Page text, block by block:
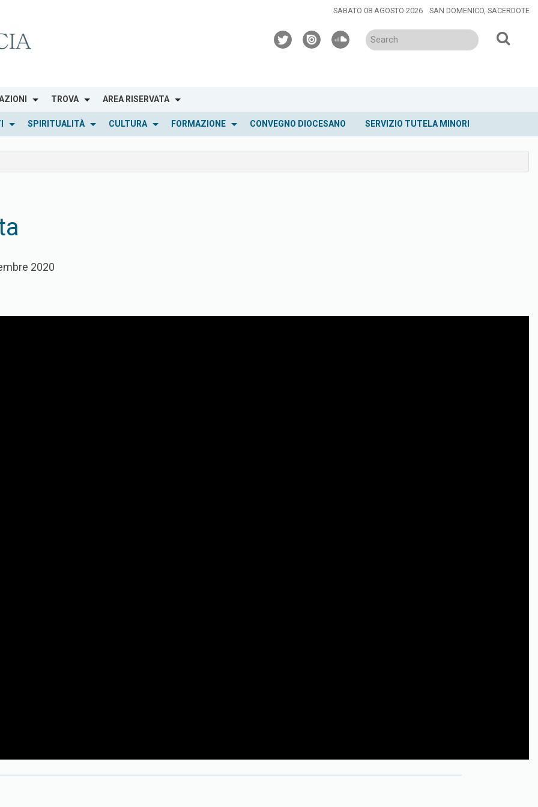
SABATO 08 AGOSTO 2026 SAN DOMENICO, SACERDOTE
twitterissuusoundcloud
TROVA AREA RISERVATA
SPIRITUALITÀ CULTURA FORMAZIONE CONVEGNO DIOCESANO SERVIZIO TUTELA MINORI
2020